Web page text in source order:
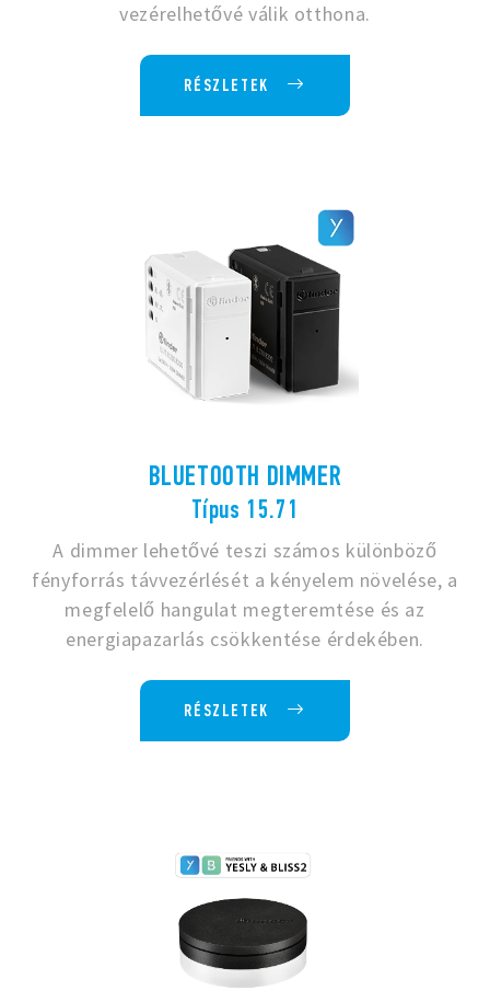
vezérelhetővé válik otthona.
RÉSZLETEK
BLUETOOTH DIMMER
Típus 15.71
A dimmer lehetővé teszi számos különböző
fényforrás távvezérlését a kényelem növelése, a
megfelelő hangulat megteremtése és az
energiapazarlás csökkentése érdekében.
RÉSZLETEK